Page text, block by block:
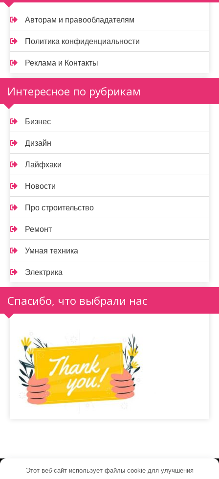
Авторам и правообладателям
Политика конфиденциальности
Реклама и Контакты
Интересное по рубрикам
Бизнес
Дизайн
Лайфхаки
Новости
Про строительство
Ремонт
Умная техника
Электрика
Спасибо, что выбрали нас
electrosvet24.ru - Работает на WordPress
Этот веб-сайт использует файлы cookie для улучшения